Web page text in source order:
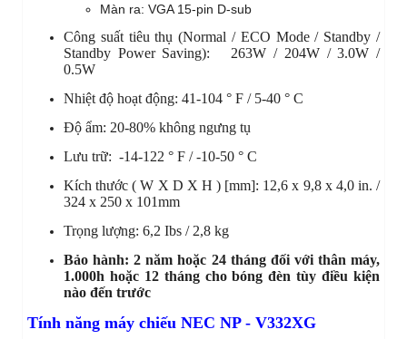
Màn ra: VGA 15-pin D-sub
Công suất tiêu thụ (Normal / ECO Mode / Standby /
Standby Power Saving): 263W / 204W / 3.0W /
0.5W
Nhiệt độ hoạt động: 41-104 ° F / 5-40 ° C
Độ ẩm: 20-80% không ngưng tụ
Lưu trữ: -14-122 ° F / -10-50 ° C
Kích thước ( W X D X H ) [mm]: 12,6 x 9,8 x 4,0 in. /
324 x 250 x 101mm
Trọng lượng: 6,2 Ibs / 2,8 kg
Bảo hành: 2 năm hoặc 24 tháng đối với thân máy,
1.000h hoặc 12 tháng cho bóng đèn tùy điều kiện
nào đến trước
Tính năng máy chiếu NEC NP - V332XG